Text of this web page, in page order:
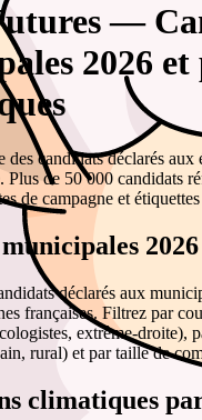
—
2026
des candidats déclarés
Plus de 50 000 candidats
de campagne et
2026
déclarés aux
françaises. Filtrez par
extrême-droite),
rural) et par taille de
climatiques